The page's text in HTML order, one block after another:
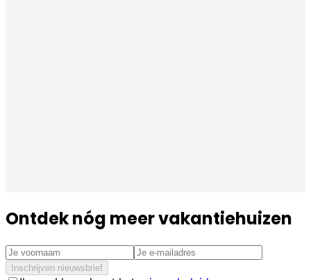
Ontdek nóg meer vakantiehuizen
Inschrijven nieuwsbrief